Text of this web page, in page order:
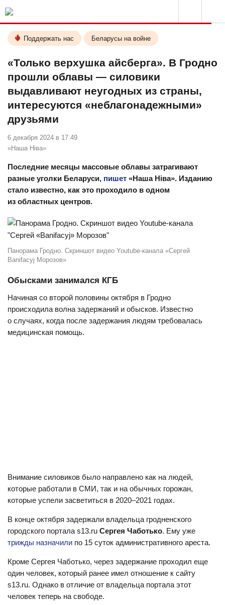
Поддержать нас Беларусы на войне
«Только верхушка айсберга». В Гродно
прошли облавы — силовики
выдавливают неугодных из страны,
интересуются «неблагонадежными»
друзьями
6 декабря 2024 в 17.49
«Наша Ніва»
Последние месяцы массовые облавы затрагивают
разные уголки Беларуси, пишет «Наша Ніва». Изданию
стало известно, как это проходило в одном
из областных центров.
Панорама Гродно. Скриншот видео Youtube-канала «Сергей
Banifacyj Морозов»
Обысками занимался КГБ
Начиная со второй половины октября в Гродно
происходила волна задержаний и обысков. Известно
о случаях, когда после задержания людям требовалась
медицинская помощь.
Внимание силовиков было направлено как на людей,
которые работали в СМИ, так и на обычных горожан,
которые успели засветиться в 2020–2021 годах.
В конце октября задержали владельца гродненского
городского портала s13.ru Сергея Чаботько. Ему уже
трижды назначили по 15 суток административного ареста.
Кроме Сергея Чаботько, через задержание проходил еще
один человек, который ранее имел отношение к сайту
s13.ru. Однако в отличие от владельца портала этот
человек теперь на свободе.